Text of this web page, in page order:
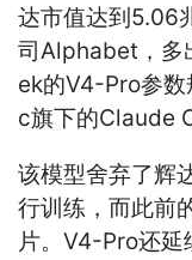
达市值达到5.06
司Alphabet，多
ek的V4-Pro参
c旗下的Claude
该模型舍弃了辉
行训练，而此前
片。V4-Pro还延